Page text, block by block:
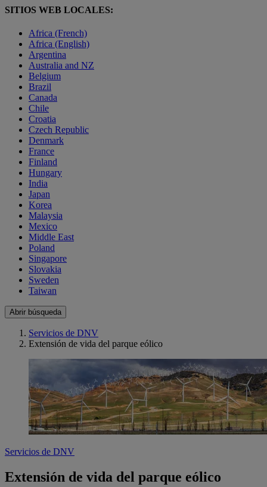
SITIOS WEB LOCALES:
Africa (French)
Africa (English)
Argentina
Australia and NZ
Belgium
Brazil
Canada
Chile
Croatia
Czech Republic
Denmark
France
Finland
Hungary
India
Japan
Korea
Malaysia
Mexico
Middle East
Poland
Singapore
Slovakia
Sweden
Taiwan
Abrir búsqueda
Servicios de DNV
Extensión de vida del parque eólico
Servicios de DNV
Extensión de vida del parque eólico